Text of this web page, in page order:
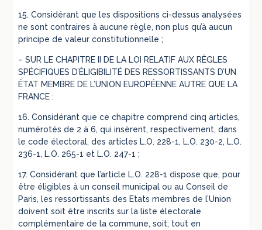
15. Considérant que les dispositions ci-dessus analysées
ne sont contraires à aucune règle, non plus qu’à aucun
principe de valeur constitutionnelle ;
– SUR LE CHAPITRE II DE LA LOI RELATIF AUX RÈGLES
SPÉCIFIQUES D’ÉLIGIBILITÉ DES RESSORTISSANTS D’UN
ÉTAT MEMBRE DE L’UNION EUROPÉENNE AUTRE QUE LA
FRANCE :
16. Considérant que ce chapitre comprend cinq articles,
numérotés de 2 à 6, qui insèrent, respectivement, dans
le code électoral, des articles L.O. 228-1, L.O. 230-2, L.O.
236-1, L.O. 265-1 et L.O. 247-1 ;
17. Considérant que l’article L.O. 228-1 dispose que, pour
être éligibles à un conseil municipal ou au Conseil de
Paris, les ressortissants des Etats membres de l’Union
doivent soit être inscrits sur la liste électorale
complémentaire de la commune, soit, tout en